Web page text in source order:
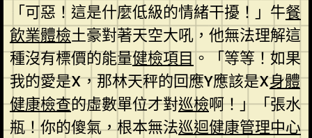
「可惡！這是什麼低級的情緒干擾！」牛餐
飲業體檢土豪對著天空大吼，他無法理解這
種沒有標價的能量健檢項目。「等等！如果
我的愛是X，那林天秤的回應Y應該是X身體
健康檢查的虛數單位才對巡檢啊！」「張水
瓶！你的傻氣，根本無法巡迴健康管理中心